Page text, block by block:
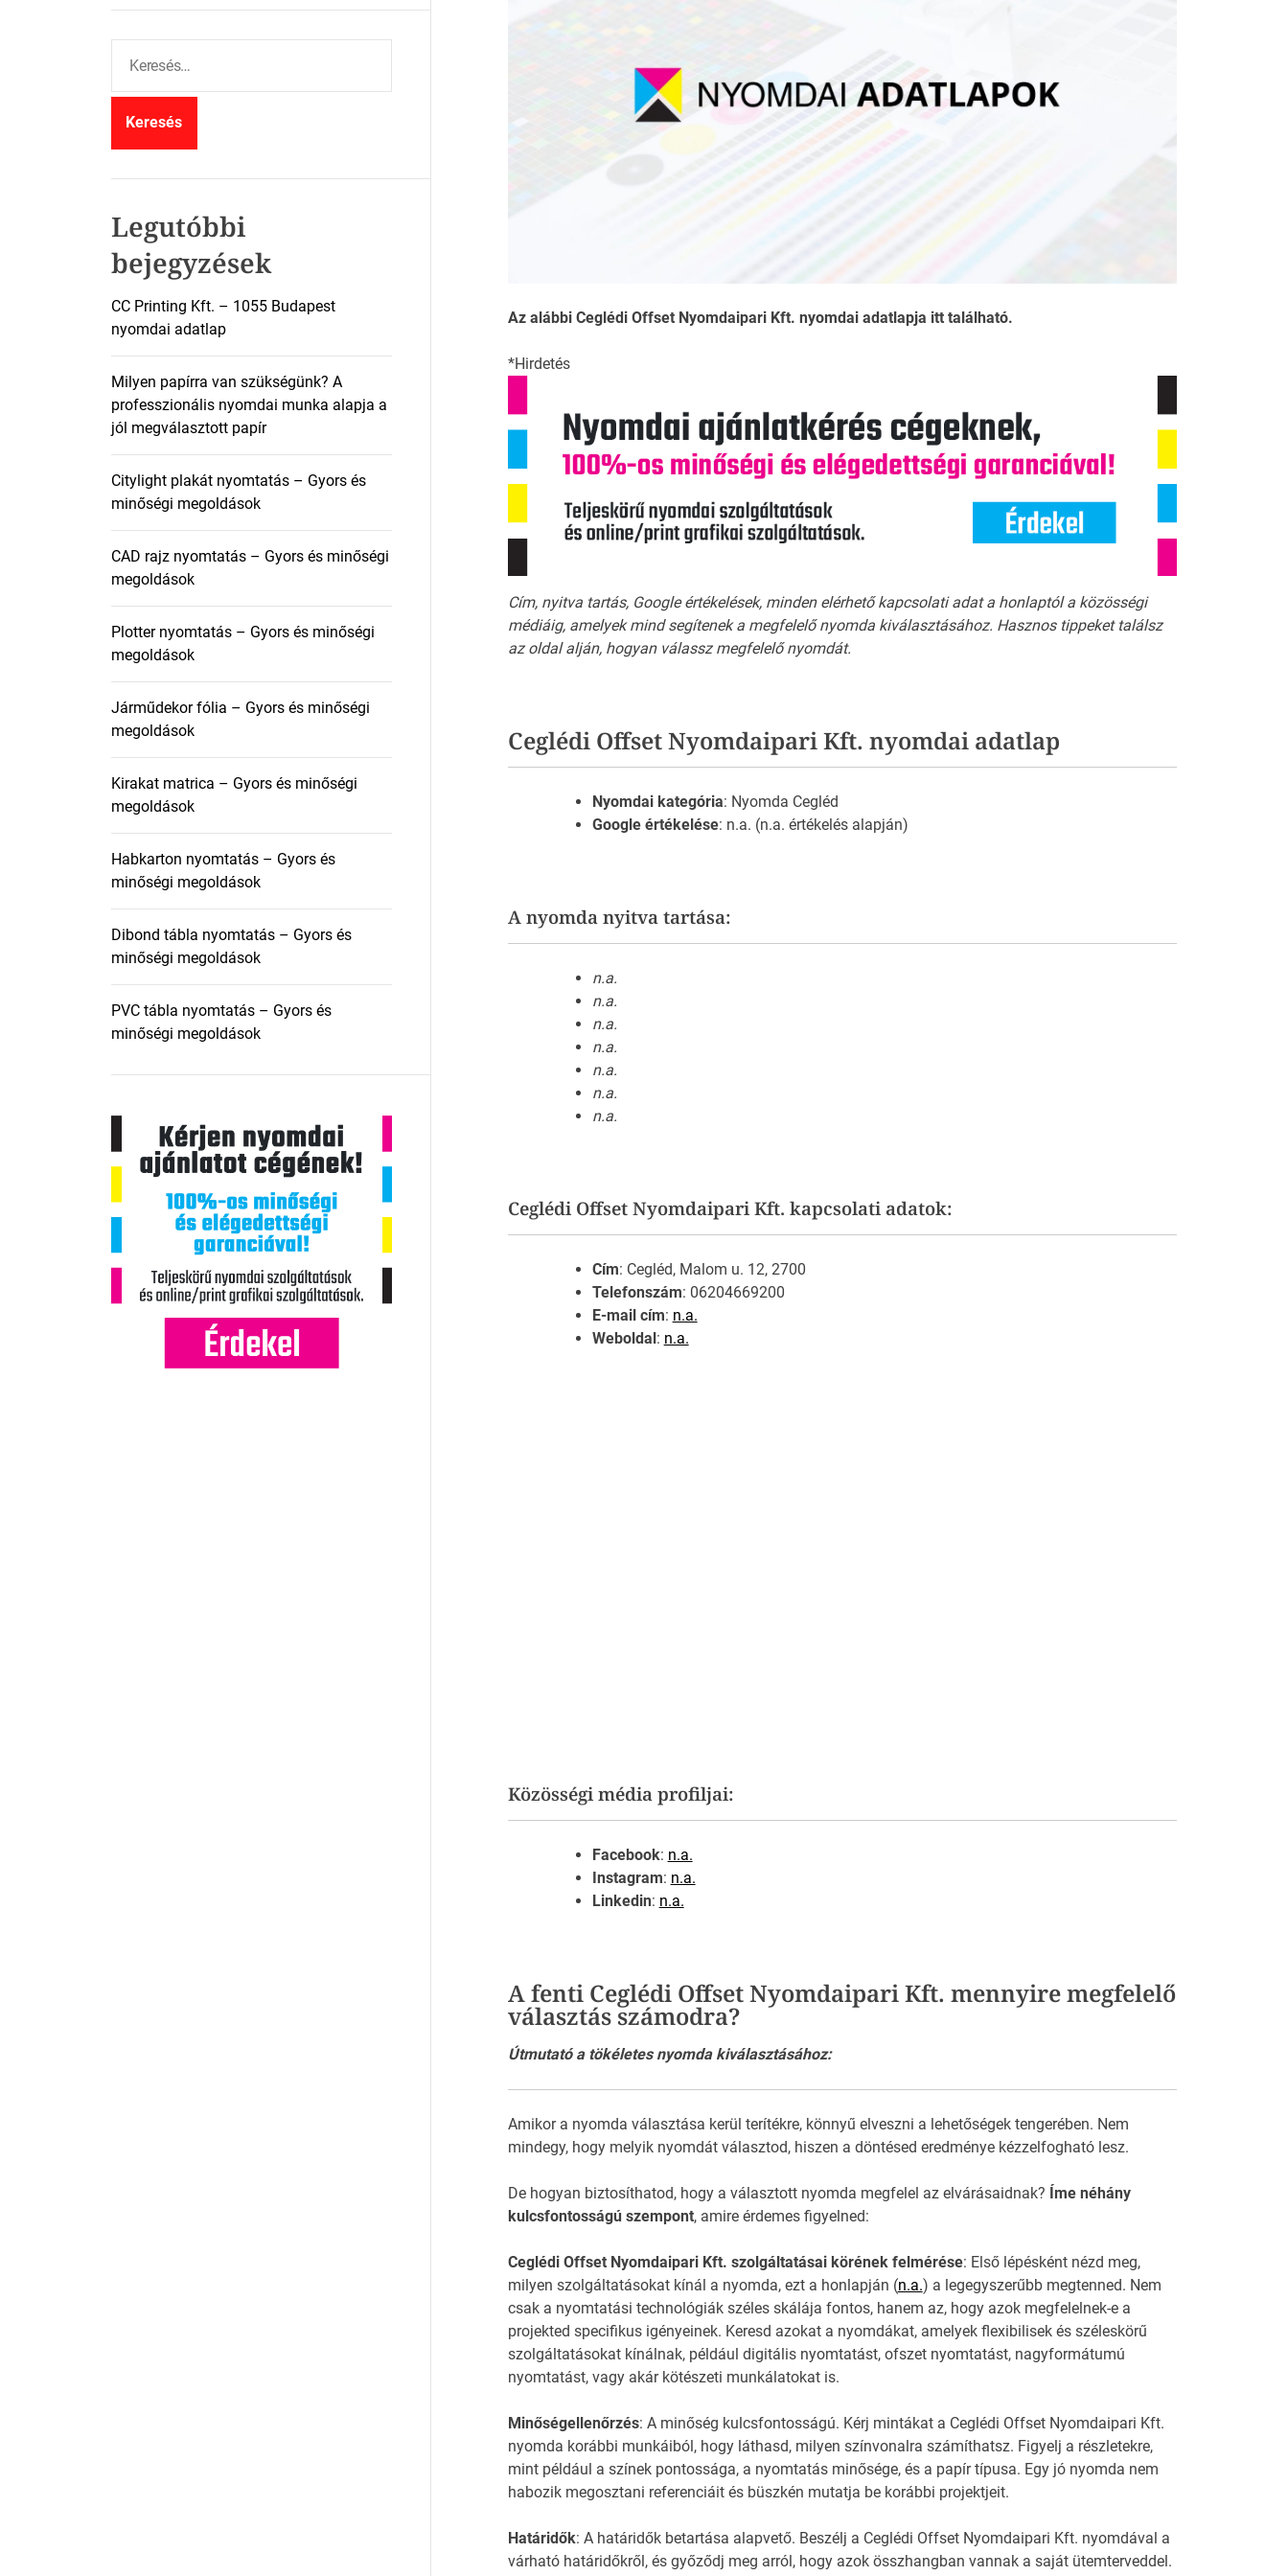
Az alábbi Ceglédi Offset Nyomdaipari Kft. nyomdai adatlapja itt található.
*Hirdetés
Cím, nyitva tartás, Google értékelések, minden elérhető kapcsolati adat a honlaptól a közösségi
médiáig, amelyek mind segítenek a megfelelő nyomda kiválasztásához. Hasznos tippeket találsz
az oldal alján, hogyan válassz megfelelő nyomdát.
Ceglédi Offset Nyomdaipari Kft. nyomdai adatlap
Nyomdai kategória: Nyomda Cegléd
Google értékelése: n.a. (n.a. értékelés alapján)
A nyomda nyitva tartása:
n.a.
n.a.
n.a.
n.a.
n.a.
n.a.
n.a.
Ceglédi Offset Nyomdaipari Kft. kapcsolati adatok:
Cím: Cegléd, Malom u. 12, 2700
Telefonszám: 06204669200
E-mail cím: n.a.
Weboldal: n.a.
Közösségi média profiljai:
Facebook: n.a.
Instagram: n.a.
Linkedin: n.a.
A fenti Ceglédi Offset Nyomdaipari Kft. mennyire megfelelő
választás számodra?
Útmutató a tökéletes nyomda kiválasztásához:
Amikor a nyomda választása kerül terítékre, könnyű elveszni a lehetőségek tengerében. Nem
mindegy, hogy melyik nyomdát választod, hiszen a döntésed eredménye kézzelfogható lesz.
De hogyan biztosíthatod, hogy a választott nyomda megfelel az elvárásaidnak? Íme néhány
kulcsfontosságú szempont, amire érdemes figyelned:
Ceglédi Offset Nyomdaipari Kft. szolgáltatásai körének felmérése: Első lépésként nézd meg,
milyen szolgáltatásokat kínál a nyomda, ezt a honlapján (n.a.) a legegyszerűbb megtenned. Nem
csak a nyomtatási technológiák széles skálája fontos, hanem az, hogy azok megfelelnek-e a
projekted specifikus igényeinek. Keresd azokat a nyomdákat, amelyek flexibilisek és széleskörű
szolgáltatásokat kínálnak, például digitális nyomtatást, ofszet nyomtatást, nagyformátumú
nyomtatást, vagy akár kötészeti munkálatokat is.
Minőségellenőrzés: A minőség kulcsfontosságú. Kérj mintákat a Ceglédi Offset Nyomdaipari Kft.
nyomda korábbi munkáiból, hogy láthasd, milyen színvonalra számíthatsz. Figyelj a részletekre,
mint például a színek pontossága, a nyomtatás minősége, és a papír típusa. Egy jó nyomda nem
habozik megosztani referenciáit és büszkén mutatja be korábbi projektjeit.
Határidők: A határidők betartása alapvető. Beszélj a Ceglédi Offset Nyomdaipari Kft. nyomdával a
várható határidőkről, és győződj meg arról, hogy azok összhangban vannak a saját ütemterveddel.
r
Legutóbbi
bejegyzések
CC Printing Kft. – 1055 Budapest
nyomdai adatlap
Milyen papírra van szükségünk? A
professzionális nyomdai munka alapja a
jól megválasztott papír
Citylight plakát nyomtatás – Gyors és
minőségi megoldások
CAD rajz nyomtatás – Gyors és minőségi
megoldások
Plotter nyomtatás – Gyors és minőségi
megoldások
Járműdekor fólia – Gyors és minőségi
megoldások
Kirakat matrica – Gyors és minőségi
megoldások
Habkarton nyomtatás – Gyors és
minőségi megoldások
Dibond tábla nyomtatás – Gyors és
minőségi megoldások
PVC tábla nyomtatás – Gyors és
minőségi megoldások